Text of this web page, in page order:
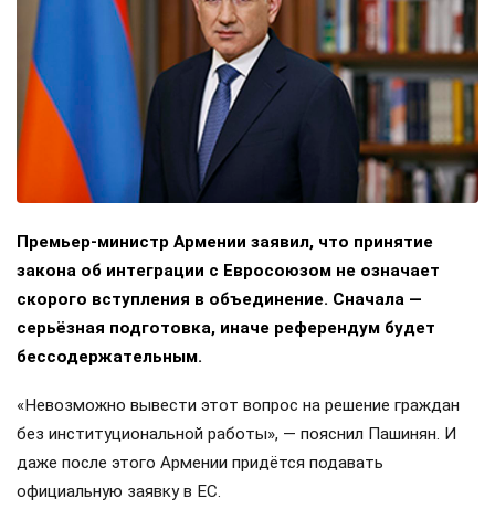
Премьер-министр Армении заявил, что принятие
закона об интеграции с Евросоюзом не означает
скорого вступления в объединение. Сначала —
серьёзная подготовка, иначе референдум будет
бессодержательным.
«Невозможно вывести этот вопрос на решение граждан
без институциональной работы», — пояснил Пашинян. И
даже после этого Армении придётся подавать
официальную заявку в ЕС.